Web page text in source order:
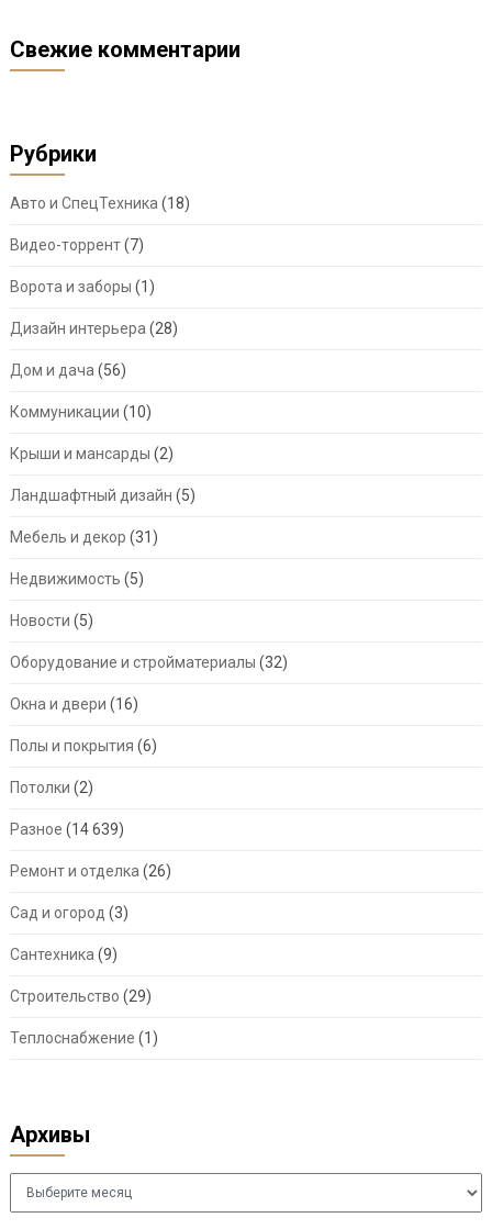
Свежие комментарии
Рубрики
Авто и СпецТехника (18)
Видео-торрент(7)
Ворота и заборы (1)
Дизайн интерьера (28)
Дом и дача (56)
Коммуникации (10)
Крыши и мансарды (2)
Ландшафтный дизайн (5)
Мебель и декор (31)
Недвижимость (5)
Новости (5)
Оборудование и стройматериалы (32)
Окна и двери (16)
Полы и покрытия (6)
Потолки (2)
Разное (14 639)
Ремонт и отделка (26)
Сад и огород (3)
Сантехника (9)
Строительство (29)
Теплоснабжение (1)
Архивы
Архивы